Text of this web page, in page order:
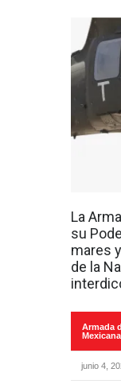
La
su
mares
de la
Armada
Mexicana
junio 4,